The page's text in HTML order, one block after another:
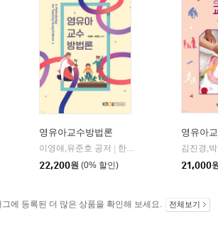
영유아교수방법론
이영애,유준호 공저 | 한국방송통신대학교출판문화원
22,200원 (0% 할인)
영유아
김진경,
21,000
에 등록된 더 많은 상품을 확인해 보세요. 전체보기